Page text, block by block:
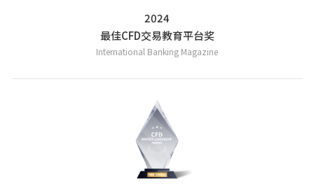
2024
最佳CFD交易教育平台奖
International Banking Magazine